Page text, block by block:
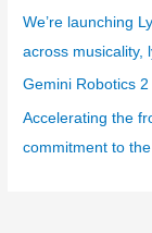
We’re launching
across musicality,
Gemini Robotics
Accelerating the
commitment to